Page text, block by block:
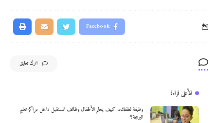
Facebook
اترك تعليق
الأعلى قراءة
وظيفة لطفلك.. كيف يتعلم الأطفال وظائف المستقبل داخل مراكز تعليم
البرمجة؟